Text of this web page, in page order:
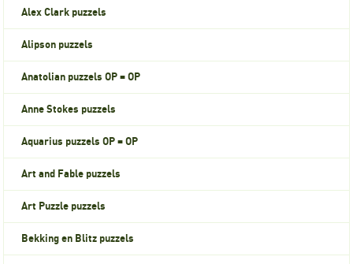
Alex Clark puzzels
Alipson puzzels
Anatolian puzzels OP = OP
Anne Stokes puzzels
Aquarius puzzels OP = OP
Art and Fable puzzels
Art Puzzle puzzels
Bekking en Blitz puzzels